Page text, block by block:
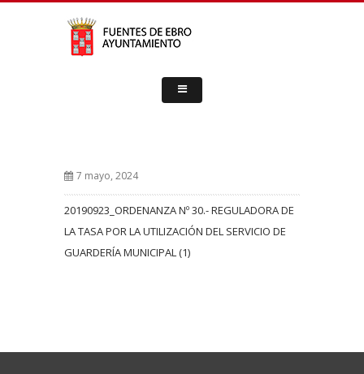
7 mayo, 2024
20190923_ORDENANZA Nº 30.- REGULADORA DE
LA TASA POR LA UTILIZACIÓN DEL SERVICIO DE
GUARDERÍA MUNICIPAL (1)